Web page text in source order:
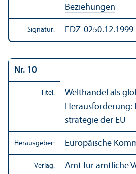
Beziehungen
Signatur: EDZ-0250.12.1999
Nr. 10
Titel:
Welthandel als
strategie der EU
Herausgeber: Europäische
Verlag:
Amt für amtliche